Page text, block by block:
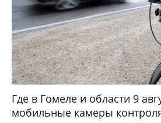
Где в Гомеле и области 9
мобильные камеры